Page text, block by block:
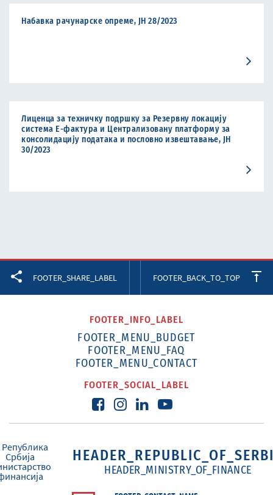
Набавка рачунарске опреме, ЈН 28/2023
Лиценца за техничку подршку за Резервну локацију
система Е-фактура и Централизовану платформу за
консолидацију података и пословно извештавање, ЈН
30/2023
FOOTER_SHARE_LABEL FOOTER_BACK_TO_TOP
FOOTER_INFO_LABEL
FOOTER_MENU_BUDGET
FOOTER_MENU_FAQ
FOOTER_MENU_CONTACT
FOOTER_SOCIAL_LABEL
HEADER_MINISTRY_OF_FINANCE